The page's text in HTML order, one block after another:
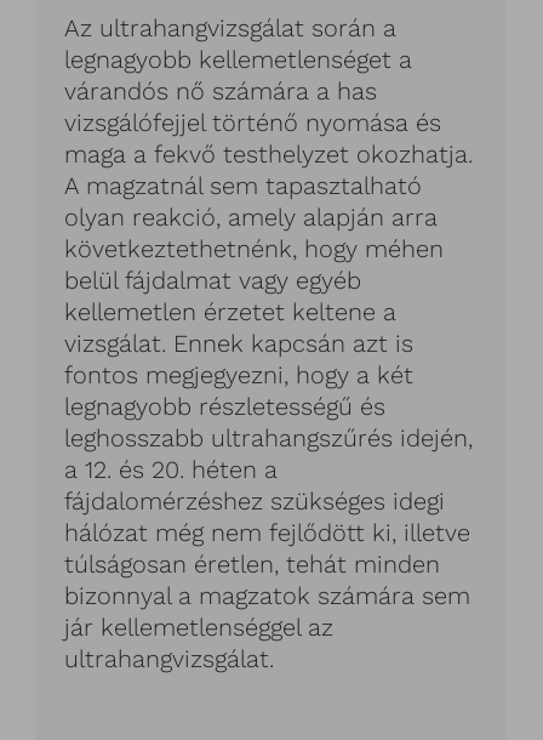
Az ultrahangvizsgálat során a
legnagyobb kellemetlenséget a
várandós nő számára a has
vizsgálófejjel történő nyomása és
maga a fekvő testhelyzet okozhatja.
A magzatnál sem tapasztalható
olyan reakció, amely alapján arra
következtethetnénk, hogy méhen
belül fájdalmat vagy egyéb
kellemetlen érzetet keltene a
vizsgálat. Ennek kapcsán azt is
fontos megjegyezni, hogy a két
legnagyobb részletességű és
leghosszabb ultrahangszűrés idején,
a 12. és 20. héten a
fájdalomérzéshez szükséges idegi
hálózat még nem fejlődött ki, illetve
túlságosan éretlen, tehát minden
bizonnyal a magzatok számára sem
jár kellemetlenséggel az
ultrahangvizsgálat.